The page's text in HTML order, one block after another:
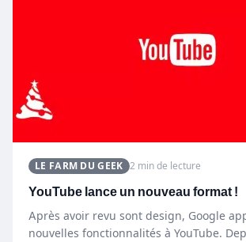
LE FARM DU GEEK 2 min de lecture
YouTube lance un nouveau format !
Après avoir revu sont design, Google
nouvelles fonctionnalités à YouTube.